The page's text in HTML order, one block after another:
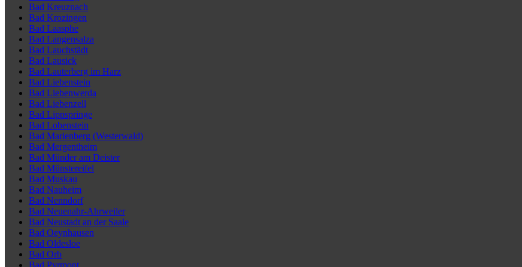
Bad Kreuznach
Bad Krozingen
Bad Laasphe
Bad Langensalza
Bad Lauchstädt
Bad Lausick
Bad Lauterberg im Harz
Bad Liebenstein
Bad Liebenwerda
Bad Liebenzell
Bad Lippspringe
Bad Lobenstein
Bad Marienberg (Westerwald)
Bad Mergentheim
Bad Münder am Deister
Bad Münstereifel
Bad Muskau
Bad Nauheim
Bad Nenndorf
Bad Neuenahr-Ahrweiler
Bad Neustadt an der Saale
Bad Oeynhausen
Bad Oldesloe
Bad Orb